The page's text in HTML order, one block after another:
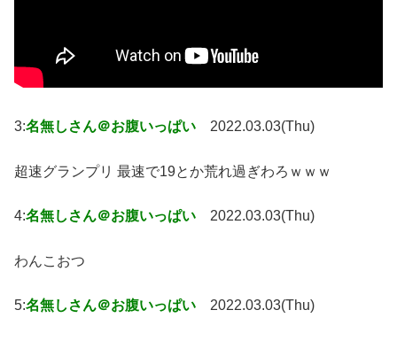
3:名無しさん＠お腹いっぱい 2022.03.03(Thu)
超速グランプリ 最速で19とか荒れ過ぎわろｗｗｗ
4:名無しさん＠お腹いっぱい 2022.03.03(Thu)
わんこおつ
5:名無しさん＠お腹いっぱい 2022.03.03(Thu)